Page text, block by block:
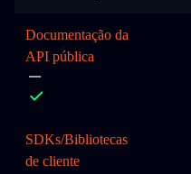
Documentação da
API pública
SDKs/Bibliotecas
de cliente